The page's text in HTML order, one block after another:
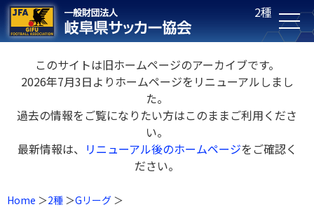
2種
このサイトは旧ホームページのアーカイブです。
2026年7月3日よりホームページをリニューアルしまし
た。
過去の情報をご覧になりたい方はこのままご利用くださ
い。
最新情報は、 リニューアル後のホームページをご確認く
ださい。
Home 2種 Gリーグ